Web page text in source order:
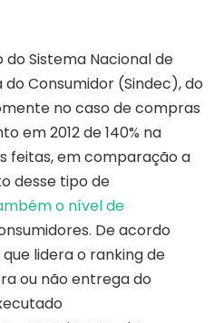
Sistema Nacional de
Consumidor (Sindec), do
no caso de compras
em 2012 de 140% na
feitas, em comparação a
desse tipo de
o nível de
De acordo
lidera o ranking de
ou não entrega do